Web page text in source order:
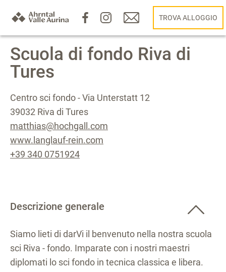
TROVA ALLOGGIO
Scuola di fondo Riva di
Tures
Centro sci fondo - Via Unterstatt 12
39032 Riva di Tures
matthias@hochgall.com
www.langlauf-rein.com
+39 340 0751924
Descrizione generale
Siamo lieti di darVi il benvenuto nella nostra scuola
sci Riva - fondo. Imparate con i nostri maestri
diplomati lo sci fondo in tecnica classica e libera.